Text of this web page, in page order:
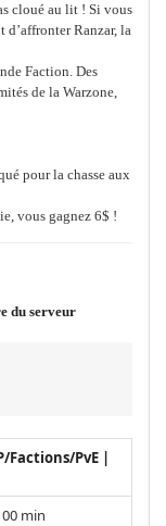
cloué au lit ! Si vous
d’affronter Ranzar, la
Faction. Des
de la Warzone,
pour la chasse aux
vous gagnez 6$ !
du serveur
Factions/PvE |
min